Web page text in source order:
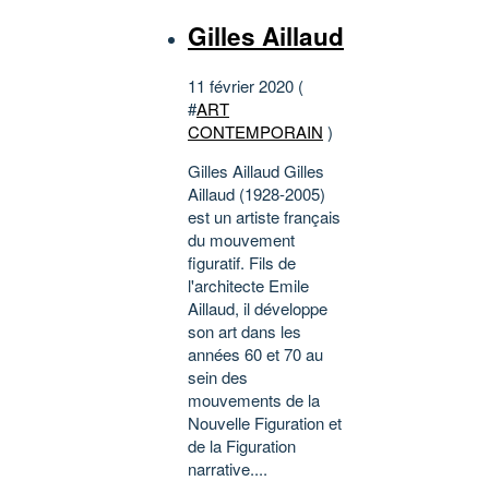
Gilles Aillaud
11 février 2020 (
#ART
CONTEMPORAIN )
Gilles Aillaud Gilles
Aillaud (1928-2005)
est un artiste français
du mouvement
figuratif. Fils de
l'architecte Emile
Aillaud, il développe
son art dans les
années 60 et 70 au
sein des
mouvements de la
Nouvelle Figuration et
de la Figuration
narrative....